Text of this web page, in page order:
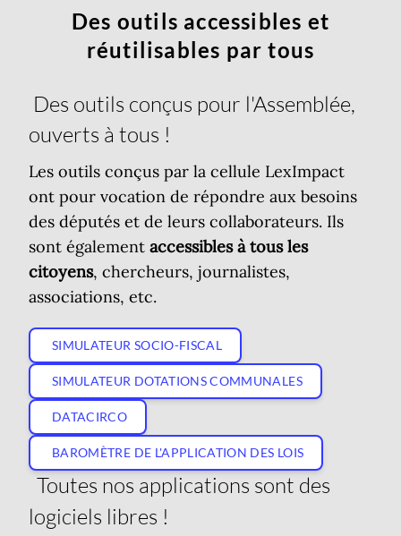
Des outils accessibles et
réutilisables par tous
Des outils conçus pour l'Assemblée,
ouverts à tous !
Les outils conçus par la cellule LexImpact
ont pour vocation de répondre aux besoins
des députés et de leurs collaborateurs. Ils
sont également accessibles à tous les
citoyens, chercheurs, journalistes,
associations, etc.
SIMULATEUR SOCIO-FISCAL
SIMULATEUR DOTATIONS COMMUNALES
DATACIRCO
BAROMÈTRE DE L'APPLICATION DES LOIS
Toutes nos applications sont des
logiciels libres !